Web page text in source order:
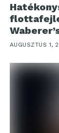
AUGUSZTUS 1,